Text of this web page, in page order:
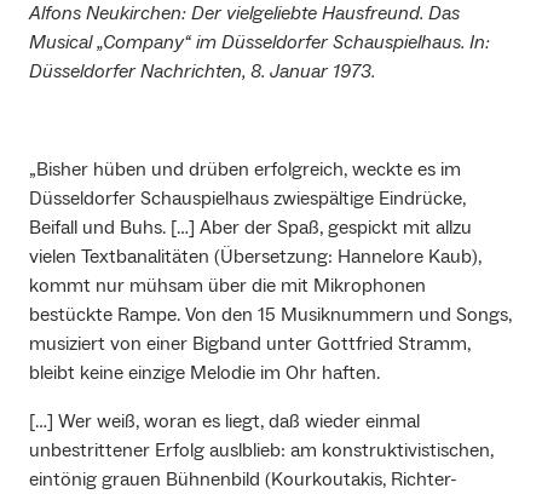
Alfons Neukirchen: Der vielgeliebte Hausfreund. Das
Musical „Company“ im Düsseldorfer Schauspielhaus. In:
Düsseldorfer Nachrichten, 8. Januar 1973.
„Bisher hüben und drüben erfolgreich, weckte es im
Düsseldorfer Schauspielhaus zwiespältige Eindrücke,
Beifall und Buhs. […] Aber der Spaß, gespickt mit allzu
vielen Textbanalitäten (Übersetzung: Hannelore Kaub),
kommt nur mühsam über die mit Mikrophonen
bestückte Rampe. Von den 15 Musiknummern und Songs,
musiziert von einer Bigband unter Gottfried Stramm,
bleibt keine einzige Melodie im Ohr haften.
[…] Wer weiß, woran es liegt, daß wieder einmal
unbestrittener Erfolg auslblieb: am konstruktivistischen,
eintönig grauen Bühnenbild (Kourkoutakis, Richter-